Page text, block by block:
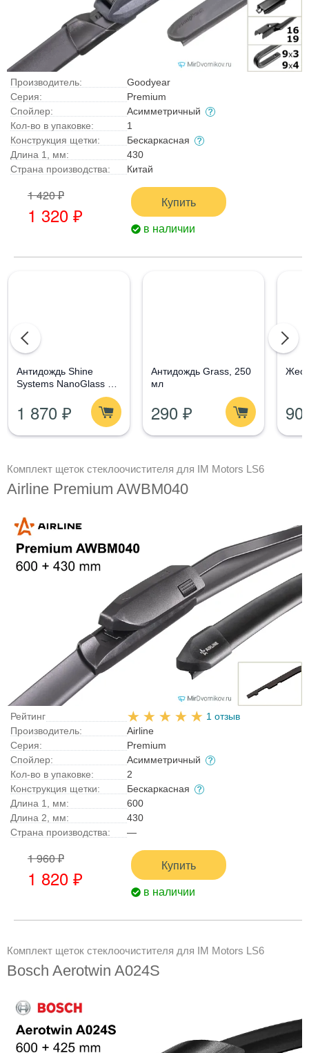
Производитель:
Goodyear
Серия:
Premium
Спойлер:
Асимметричный
Кол-во в упаковке:
1
Конструкция щетки:
Бескаркасная
Длина 1, мм:
430
Страна производства:
Китай
1 420 ₽
1 320 ₽
Купить
в наличии
Aнтидождь Shine
Systems NanoGlass Kit
- Набор по уходу за
стеклом
1 870 ₽
Антидождь Grass, 250
мл
290 ₽ 90
Комплект щеток стеклоочистителя для IM Motors LS6
Airline Premium AWBM040
Рейтинг
1 отзыв
Производитель:
Airline
Серия:
Premium
Спойлер:
Асимметричный
Кол-во в упаковке:
2
Конструкция щетки:
Бескаркасная
Длина 1, мм:
600
Длина 2, мм:
430
Страна производства:
—
1 960 ₽
1 820 ₽
Купить
в наличии
Комплект щеток стеклоочистителя для IM Motors LS6
Bosch Aerotwin A024S